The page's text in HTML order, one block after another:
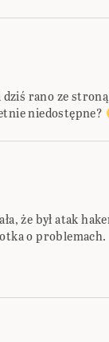
dziś rano ze
niedostępne?
że był atak
o problemach.